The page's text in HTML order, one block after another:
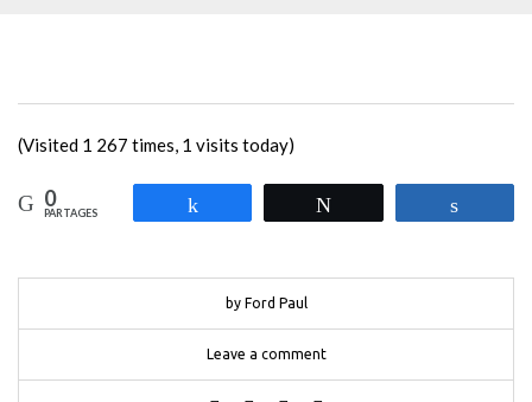
(Visited 1 267 times, 1 visits today)
0
PARTAGES
by Ford Paul
Leave a comment